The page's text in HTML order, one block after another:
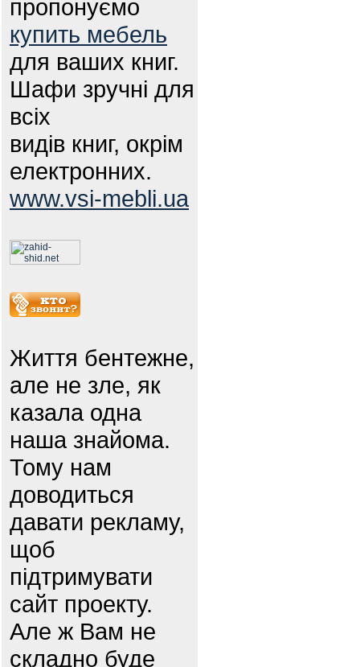
пропонуємо
купить мебель
для ваших книг.
Шафи зручні для
всіх
видів книг, окрім
електронних.
www.vsi-mebli.ua
Життя бентежне,
але не зле, як
казала одна
наша знайома.
Тому нам
доводиться
давати рекламу,
щоб
підтримувати
сайт проекту.
Але ж Вам не
складно буде